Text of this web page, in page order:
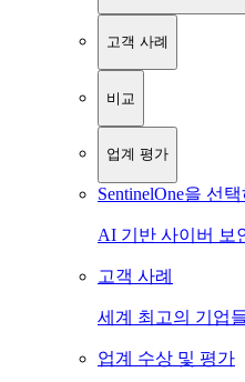
고객 사례
비교
업계 평가
SentinelOne을 선
AI 기반 사이버 보
고객 사례
세계 최고의 기업
업계 수상 및 평가